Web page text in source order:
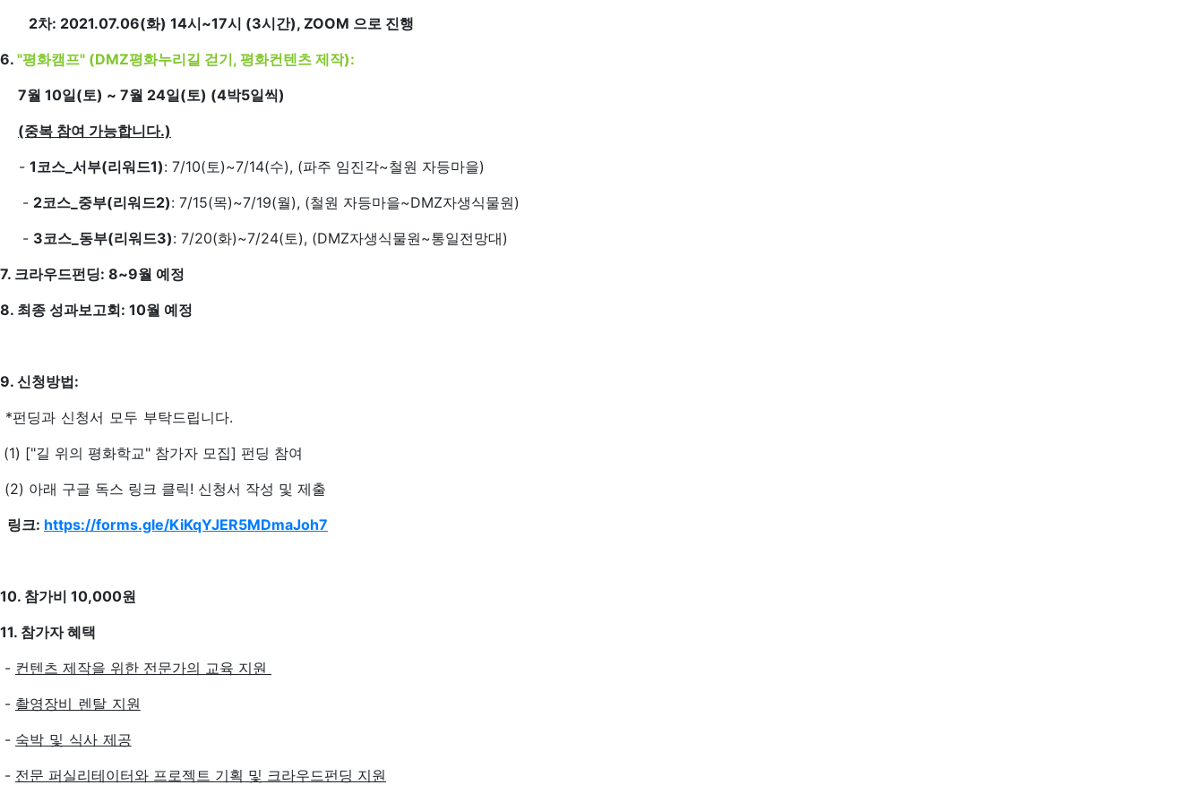
2차: 2021.07.06(화) 14시~17시 (3시간), ZOOM 으로 진행
6. "평화캠프" (DMZ평화누리길 걷기, 평화컨텐츠 제작):
7월 10일(토) ~ 7월 24일(토) (4박5일씩)
(중복 참여 가능합니다.)
- 1코스_서부(리워드1): 7/10(토)~7/14(수), (파주 임진각~철원 자등마을)
- 2코스_중부(리워드2): 7/15(목)~7/19(월), (철원 자등마을~DMZ자생식물원)
- 3코스_동부(리워드3): 7/20(화)~7/24(토), (DMZ자생식물원~통일전망대)
7. 크라우드펀딩: 8~9월 예정
8. 최종 성과보고회: 10월 예정
9. 신청방법:
*펀딩과 신청서 모두 부탁드립니다.
(1) ["길 위의 평화학교" 참가자 모집] 펀딩 참여
(2) 아래 구글 독스 링크 클릭! 신청서 작성 및 제출
링크: https://forms.gle/KiKqYJER5MDmaJoh7
10. 참가비 10,000원
11. 참가자 혜택
- 컨텐츠 제작을 위한 전문가의 교육 지원
- 촬영장비 렌탈 지원
- 숙박 및 식사 제공
- 전문 퍼실리테이터와 프로젝트 기획 및 크라우드펀딩 지원